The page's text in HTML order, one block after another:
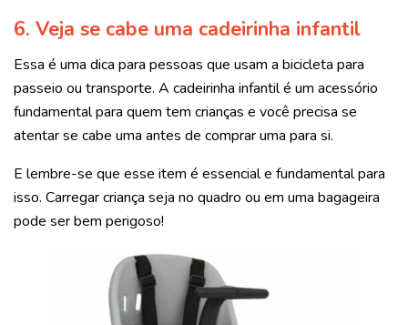
6. Veja se cabe uma cadeirinha infantil
Essa é uma dica para pessoas que usam a bicicleta para
passeio ou transporte. A cadeirinha infantil é um acessório
fundamental para quem tem crianças e você precisa se
atentar se cabe uma antes de comprar uma para si.
E lembre-se que esse item é essencial e fundamental para
isso. Carregar criança seja no quadro ou em uma bagageira
pode ser bem perigoso!